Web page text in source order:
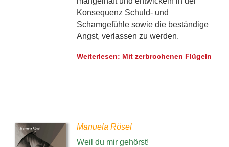
Konsequenz Schuld- und
Schamgefühle sowie die beständige
Angst, verlassen zu werden.
Weiterlesen: Mit zerbrochenen Flügeln
Manuela Rösel
Weil du mir gehörst!